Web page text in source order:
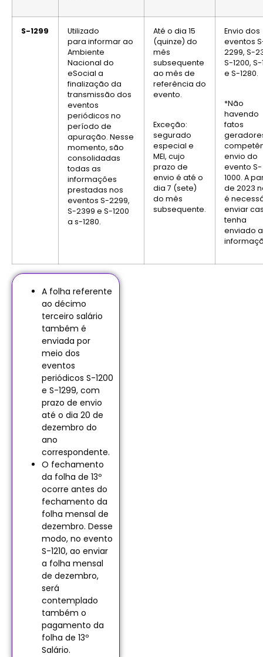
S-1299
Utilizado
para informar ao
Ambiente
Nacional do
eSocial a
finalização da
transmissão dos
eventos
periódicos no
período de
apuração. Nesse
momento, são
consolidadas
todas as
informações
prestadas nos
eventos S-2299,
S-2399 e S-1200
a s-1280.
Até o dia 15
(quinze) do
mês
subsequente
ao mês de
referência do
evento.
Exceção:
segurado
especial e
MEI, cujo
prazo de
envio é até o
dia 7 (sete)
do mês
subsequente.
Envio dos
eventos
2299, S-
S-1200, S-
e S-1280.
*Não
havendo
fatos
envio do
evento S-
1000. A
de 2023
é
enviar
tenha
enviado a
A folha referente
ao décimo
terceiro salário
também é
enviada por
meio dos
eventos
periódicos S-1200
e S-1299, com
prazo de envio
até o dia 20 de
dezembro do
ano
correspondente.
O fechamento
da folha de 13º
ocorre antes do
fechamento da
folha mensal de
dezembro. Desse
modo, no evento
S-1210, ao enviar
a folha mensal
de dezembro,
será
contemplado
também o
pagamento da
folha de 13º
Salário.